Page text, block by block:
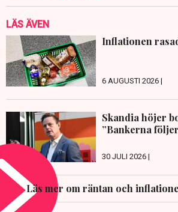
LÄS ÄVEN
Inflationen
6 AUGUSTI 2026 |
Skandia höjer
”Bankerna
30 JULI 2026 |
Läs mer om räntan och